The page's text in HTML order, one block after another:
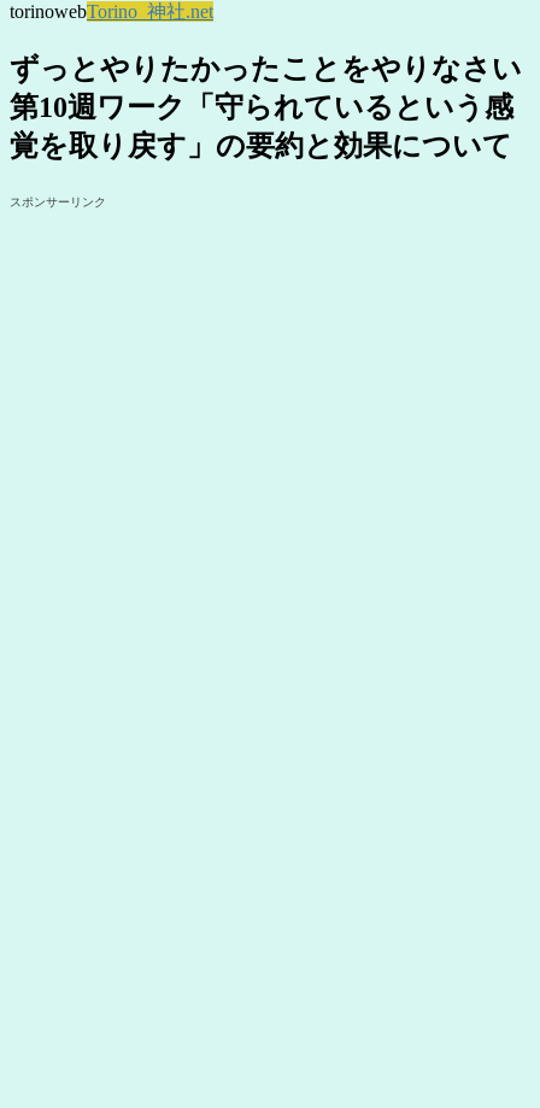
torinowebTorino_神社.net
ずっとやりたかったことをやりなさい
第10週ワーク「守られているという感
覚を取り戻す」の要約と効果について
スポンサーリンク